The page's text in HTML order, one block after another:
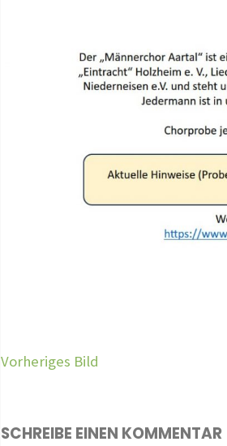
Vorheriges Bild
SCHREIBE EINEN KOMMENTAR